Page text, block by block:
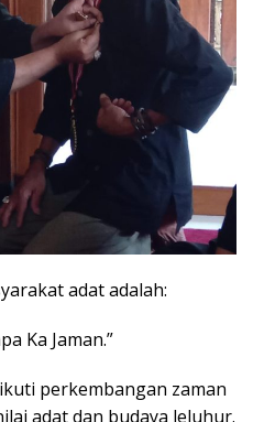
adat adalah:
Ka Jaman.”
perkembangan zaman
adat dan budaya leluhur.